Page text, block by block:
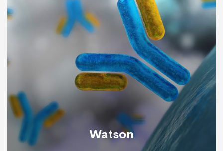
È un LIMS progettato per soddisfare le esigenze dei
Laboratori industriali. Orientato ai flussi di lavoro,
fornisce alle aziende di oggi l’agilità necessaria per
trasformarsi quando il contesto normativo o economico
lo richieda.
Watson